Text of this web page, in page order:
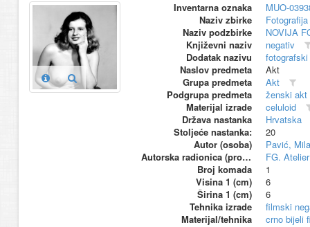
Inventarna oznaka
MUO-
Naziv zbirke
Naziv podzbirke
NOVIJA
Književni naziv
negativ
Dodatak nazivu
Naslov predmeta
Akt
Grupa predmeta
Akt
Podgrupa predmeta
ženski akt
Materijal izrade
celuloid
Država nastanka
Hrvatska
Stoljeće nastanka:
20
Autor (osoba)
Pavić,
Autorska radionica (proizvođač)
FG.
Broj komada
1
Visina 1 (cm)
6
Širina 1 (cm)
6
Tehnika izrade
filmski
Materijal/tehnika
crno bijeli